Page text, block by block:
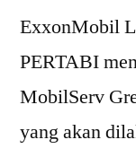
ExxonMobil
PERTABI
MobilServ
yang akan